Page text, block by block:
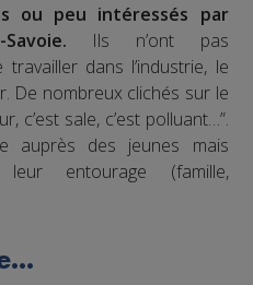
ou peu intéressés par
Ils n’ont pas
dans l’industrie, le
De nombreux clichés sur le
c’est sale, c’est polluant…”.
auprès des jeunes mais
entourage (famille,